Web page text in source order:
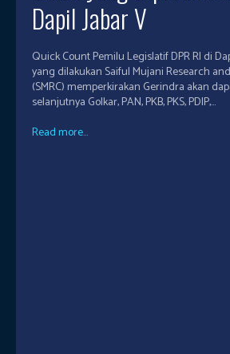
Dapil Jabar V
Quick Count Pemilu Legislatif DPR RI di
yang dilakukan Saiful Mujani Research
(SMRC) memperkirakan Gerindra akan
selanjutnya Golkar, PAN, PKB, PKS, PDIP,...
Read more...